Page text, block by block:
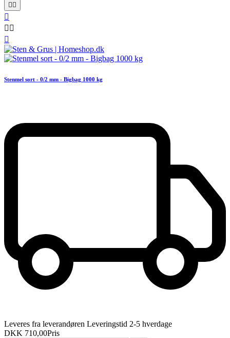
 

 

Stenmel sort - 0/2 mm - Bigbag 1000 kg
Leveres fra leverandøren Leveringstid 2-5 hverdage
DKK 710,00Pris